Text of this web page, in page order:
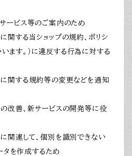
サービス等のご案内のため
に関する当ショップの規約、ポリシ
います。）に違反する行為に対する
に関する規約等の変更などを通知
の改善、新サービスの開発等に役
に関連して、個別を識別できない
を作成するため